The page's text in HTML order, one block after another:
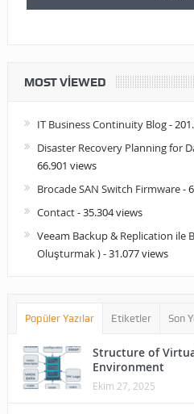
MOST VIEWED
IT Business Continuity Blog-
Disaster Recovery Planning for
66.901 views
Brocade SAN Switch Firmware-
Contact- 35.304 views
Veeam Backup & Replication ile
Oluşturmak )- 31.077 views
Popüler Yazılar Etiketler Son
Structure of
Environment
Ekim 27, 2025